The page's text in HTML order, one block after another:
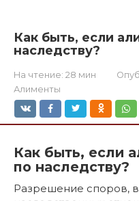
Как быть, если
наследству?
На чтение: 28 мин
Алименты
Как быть, если
по наследству?
Разрешение споров,